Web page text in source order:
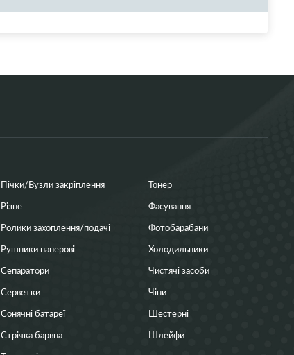
Пічки/Вузли закріплення
Різне
Ролики захоплення/подачі
Рушники паперові
Сепаратори
Серветки
Сонячні батареї
Стрічка барвна
Тонер
Фасування
Фотобарабани
Холодильники
Чистячі засоби
Чіпи
Шестерні
Шлейфи